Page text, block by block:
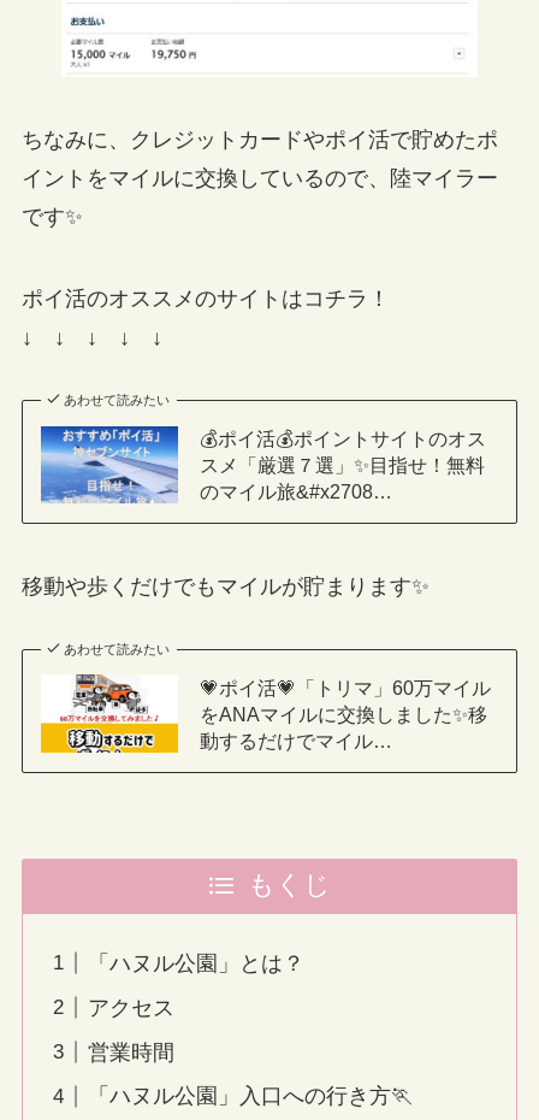
ちなみに、クレジットカードやポイ活で貯めたポ
イントをマイルに交換しているので、陸マイラー
です✨
ポイ活のオススメのサイトはコチラ！
↓ ↓ ↓ ↓ ↓
あわせて読みたい
💰ポイ活💰ポイントサイトのオス
スメ「厳選７選」✨目指せ！無料
のマイル旅&#x2708…
移動や歩くだけでもマイルが貯まります✨
あわせて読みたい
💗ポイ活💗「トリマ」60万マイル
をANAマイルに交換しました✨移
動するだけでマイル…
もくじ
「ハヌル公園」とは？
アクセス
営業時間
「ハヌル公園」入口への行き方🏃